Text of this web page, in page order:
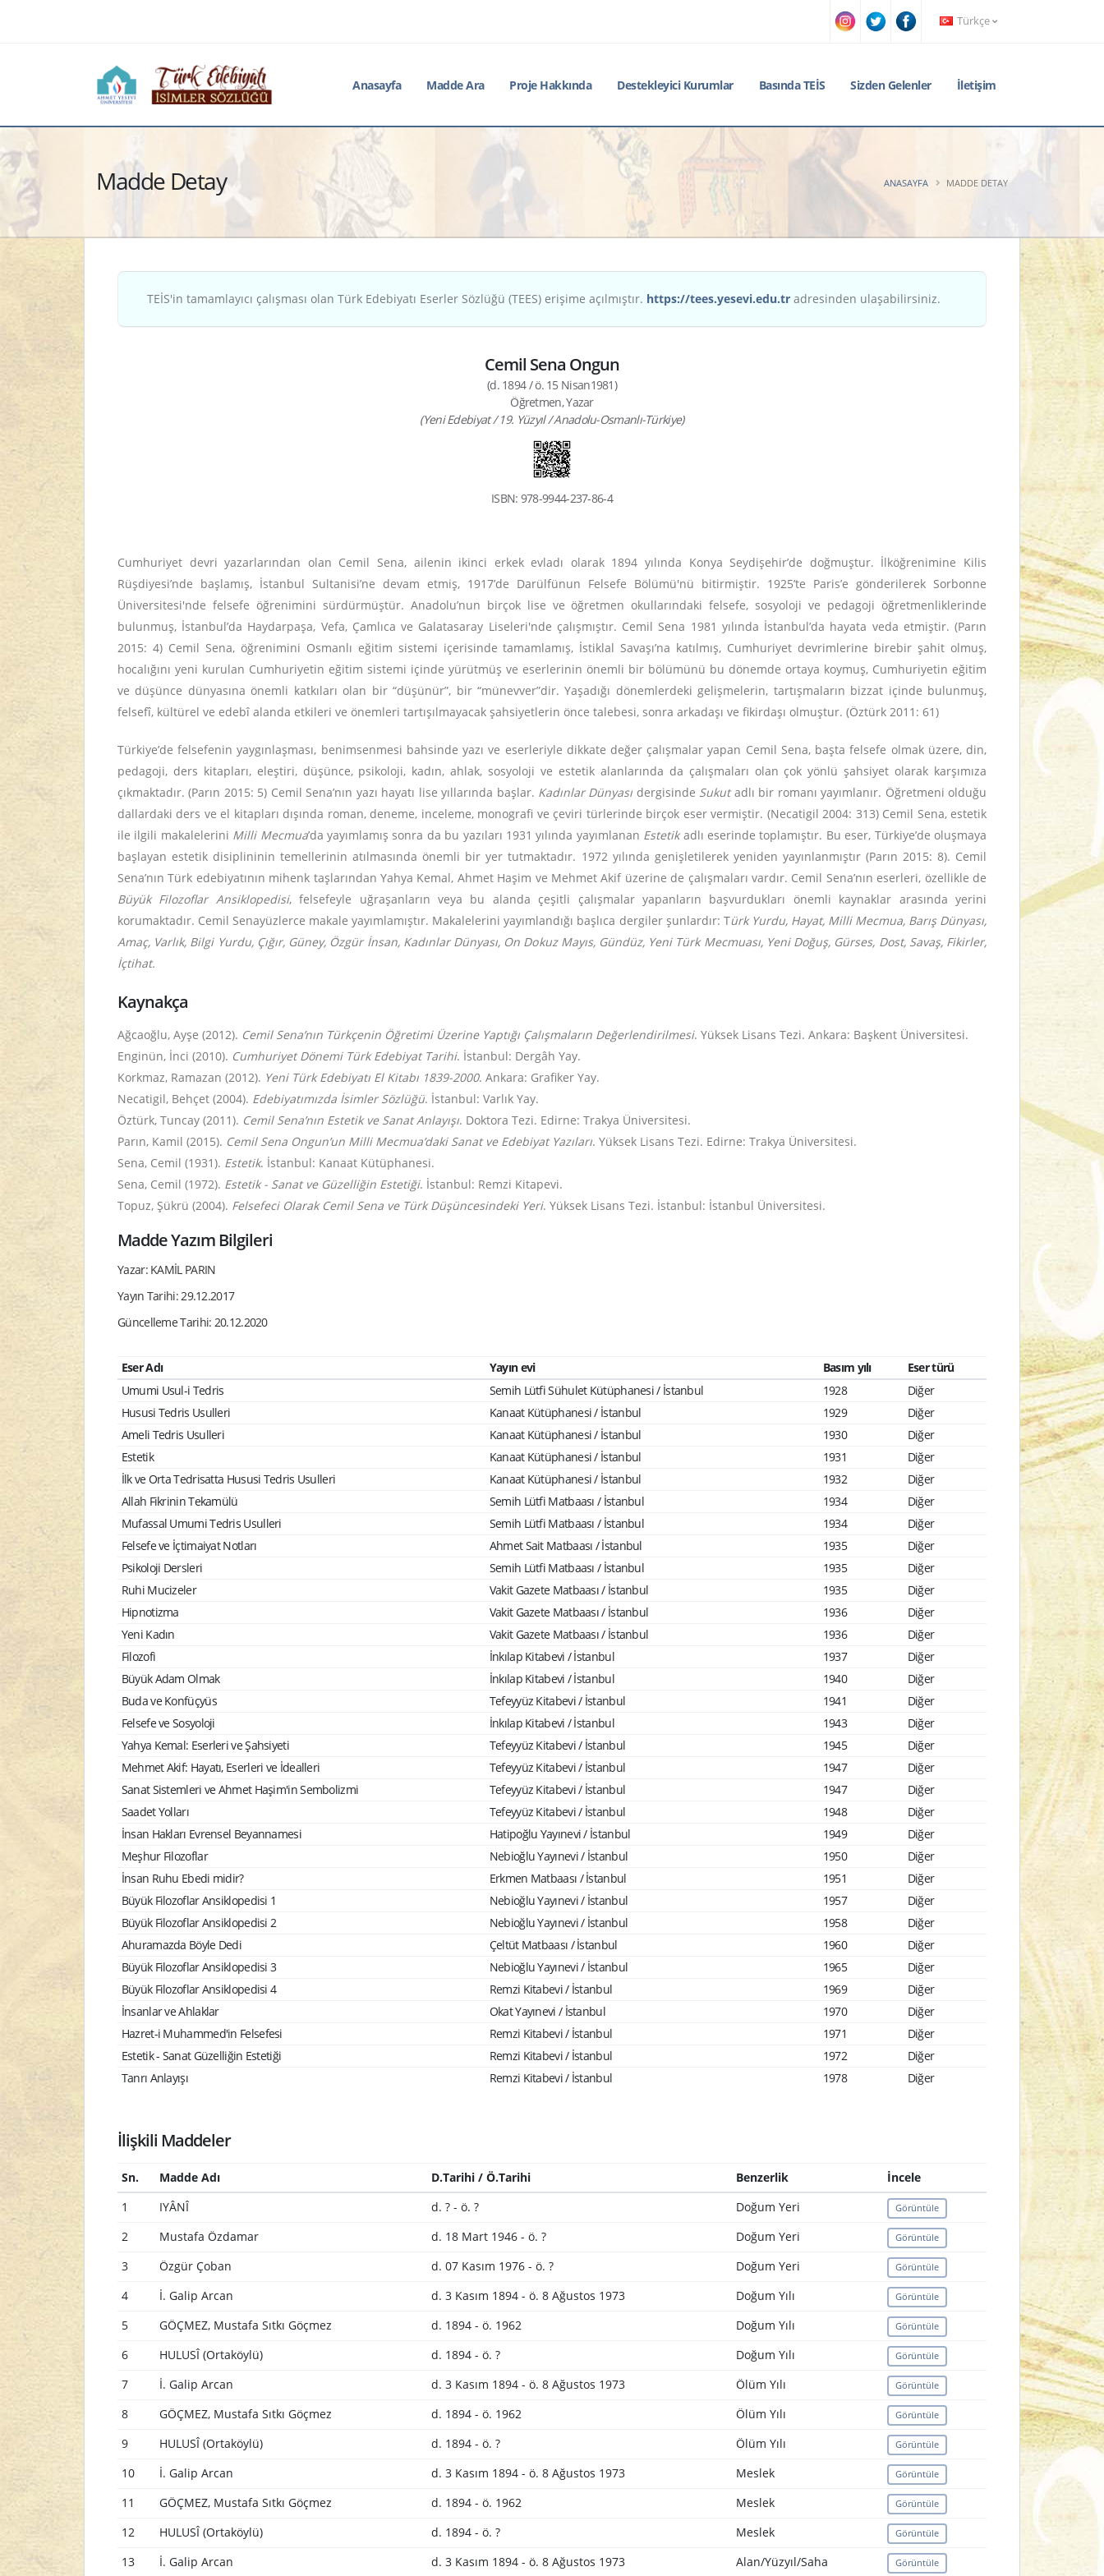
Türkçe
Anasayfa Madde Ara Proje Hakkında Destekleyici Kurumlar Basında TEİS Sizden Gelenler İletişim
Madde Detay ANASAYFA MADDE DETAY
TEİS'in tamamlayıcı çalışması olan Türk Edebiyatı Eserler Sözlüğü (TEES) erişime açılmıştır. https://tees.yesevi.edu.tr adresinden ulaşabilirsiniz.
Cemil Sena Ongun
(d. 1894 / ö. 15 Nisan1981)
Öğretmen, Yazar
(Yeni Edebiyat / 19. Yüzyıl / Anadolu-Osmanlı-Türkiye)
ISBN: 978-9944-237-86-4
Cumhuriyet devri yazarlarından olan Cemil Sena, ailenin ikinci erkek evladı olarak 1894 yılında Konya Seydişehir’de doğmuştur. İlköğrenimine Kilis
Rüşdiyesi’nde başlamış, İstanbul Sultanisi’ne devam etmiş, 1917’de Darülfünun Felsefe Bölümü'nü bitirmiştir. 1925’te Paris’e gönderilerek Sorbonne
Üniversitesi'nde felsefe öğrenimini sürdürmüştür. Anadolu’nun birçok lise ve öğretmen okullarındaki felsefe, sosyoloji ve pedagoji öğretmenliklerinde
bulunmuş, İstanbul’da Haydarpaşa, Vefa, Çamlıca ve Galatasaray Liseleri'nde çalışmıştır. Cemil Sena 1981 yılında İstanbul’da hayata veda etmiştir. (Parın
2015: 4) Cemil Sena, öğrenimini Osmanlı eğitim sistemi içerisinde tamamlamış, İstiklal Savaşı’na katılmış, Cumhuriyet devrimlerine birebir şahit olmuş,
hocalığını yeni kurulan Cumhuriyetin eğitim sistemi içinde yürütmüş ve eserlerinin önemli bir bölümünü bu dönemde ortaya koymuş, Cumhuriyetin eğitim
ve düşünce dünyasına önemli katkıları olan bir “düşünür”, bir “münevver”dir. Yaşadığı dönemlerdeki gelişmelerin, tartışmaların bizzat içinde bulunmuş,
felsefî, kültürel ve edebî alanda etkileri ve önemleri tartışılmayacak şahsiyetlerin önce talebesi, sonra arkadaşı ve fikirdaşı olmuştur. (Öztürk 2011: 61)
Türkiye’de felsefenin yaygınlaşması, benimsenmesi bahsinde yazı ve eserleriyle dikkate değer çalışmalar yapan Cemil Sena, başta felsefe olmak üzere, din,
pedagoji, ders kitapları, eleştiri, düşünce, psikoloji, kadın, ahlak, sosyoloji ve estetik alanlarında da çalışmaları olan çok yönlü şahsiyet olarak karşımıza
çıkmaktadır. (Parın 2015: 5) Cemil Sena’nın yazı hayatı lise yıllarında başlar. Kadınlar Dünyası dergisinde Sukutadlı bir romanı yayımlanır. Öğretmeni olduğu
dallardaki ders ve el kitapları dışında roman, deneme, inceleme, monografi ve çeviri türlerinde birçok eser vermiştir. (Necatigil 2004: 313) Cemil Sena, estetik
ile ilgili makalelerini Milli Mecmua’da yayımlamış sonra da bu yazıları 1931 yılında yayımlanan Estetikadlı eserinde toplamıştır. Bu eser, Türkiye’de oluşmaya
başlayan estetik disiplininin temellerinin atılmasında önemli bir yer tutmaktadır. 1972 yılında genişletilerek yeniden yayınlanmıştır (Parın 2015: 8). Cemil
Sena’nın Türk edebiyatının mihenk taşlarından Yahya Kemal, Ahmet Haşim ve Mehmet Akif üzerine de çalışmaları vardır. Cemil Sena’nın eserleri, özellikle de
Büyük Filozoflar Ansiklopedisi, felsefeyle uğraşanların veya bu alanda çeşitli çalışmalar yapanların başvurdukları önemli kaynaklar arasında yerini
korumaktadır. Cemil Senayüzlerce makale yayımlamıştır. Makalelerini yayımlandığı başlıca dergiler şunlardır: Türk Yurdu, Hayat, Milli Mecmua, Barış Dünyası,
Amaç, Varlık, Bilgi Yurdu, Çığır, Güney, Özgür İnsan, Kadınlar Dünyası, On Dokuz Mayıs, Gündüz, Yeni Türk Mecmuası, Yeni Doğuş, Gürses, Dost, Savaş, Fikirler,
İçtihat.
Kaynakça
Ağcaoğlu, Ayşe (2012). Cemil Sena’nın Türkçenin Öğretimi Üzerine Yaptığı Çalışmaların Değerlendirilmesi. Yüksek Lisans Tezi. Ankara: Başkent Üniversitesi.
Enginün, İnci (2010). Cumhuriyet Dönemi Türk Edebiyat Tarihi. İstanbul: Dergâh Yay.
Korkmaz, Ramazan (2012). Yeni Türk Edebiyatı El Kitabı 1839-2000. Ankara: Grafiker Yay.
Necatigil, Behçet (2004). Edebiyatımızda İsimler Sözlüğü. İstanbul: Varlık Yay.
Öztürk, Tuncay (2011). Cemil Sena’nın Estetik ve Sanat Anlayışı. Doktora Tezi. Edirne: Trakya Üniversitesi.
Parın, Kamil (2015). Cemil Sena Ongun’un Milli Mecmua’daki Sanat ve Edebiyat Yazıları. Yüksek Lisans Tezi. Edirne: Trakya Üniversitesi.
Sena, Cemil (1931). Estetik. İstanbul: Kanaat Kütüphanesi.
Sena, Cemil (1972). Estetik - Sanat ve Güzelliğin Estetiği. İstanbul: Remzi Kitapevi.
Topuz, Şükrü (2004). Felsefeci Olarak Cemil Sena ve Türk Düşüncesindeki Yeri. Yüksek Lisans Tezi. İstanbul: İstanbul Üniversitesi.
Madde Yazım Bilgileri
Yazar: KAMİL PARIN
Yayın Tarihi: 29.12.2017
Güncelleme Tarihi: 20.12.2020
Eser Adı Yayın evi Basım yılı
Eser türü
Umumi Usul-i Tedris
Semih Lütfi Sühulet Kütüphanesi / İstanbul 1928
Diğer
Hususi Tedris Usulleri
Kanaat Kütüphanesi / İstanbul 1929
Diğer
Ameli Tedris Usulleri
Kanaat Kütüphanesi / İstanbul 1930
Diğer
Estetik
Kanaat Kütüphanesi / İstanbul 1931
Diğer
İlk ve Orta Tedrisatta Hususi Tedris Usulleri
Kanaat Kütüphanesi / İstanbul 1932
Diğer
Allah Fikrinin Tekamülü
Semih Lütfi Matbaası / İstanbul 1934
Diğer
Mufassal Umumi Tedris Usulleri
Semih Lütfi Matbaası / İstanbul 1934
Diğer
Felsefe ve İçtimaiyat Notları
Ahmet Sait Matbaası / İstanbul 1935
Diğer
Psikoloji Dersleri
Semih Lütfi Matbaası / İstanbul 1935
Diğer
Ruhi Mucizeler
Vakit Gazete Matbaası / İstanbul 1935
Diğer
Hipnotizma
Vakit Gazete Matbaası / İstanbul 1936
Diğer
Yeni Kadın
Vakit Gazete Matbaası / İstanbul 1936
Diğer
Filozofi
İnkılap Kitabevi / İstanbul 1937
Diğer
Büyük Adam Olmak
İnkılap Kitabevi / İstanbul 1940
Diğer
Buda ve Konfüçyüs
Tefeyyüz Kitabevi / İstanbul 1941
Diğer
Felsefe ve Sosyoloji
İnkılap Kitabevi / İstanbul 1943
Diğer
Yahya Kemal: Eserleri ve Şahsiyeti
Tefeyyüz Kitabevi / İstanbul 1945
Diğer
Mehmet Akif: Hayatı, Eserleri ve İdealleri
Tefeyyüz Kitabevi / İstanbul 1947
Diğer
Sanat Sistemleri ve Ahmet Haşim'in Sembolizmi
Tefeyyüz Kitabevi / İstanbul 1947
Diğer
Saadet Yolları
Tefeyyüz Kitabevi / İstanbul 1948
Diğer
İnsan Hakları Evrensel Beyannamesi
Hatipoğlu Yayınevi / İstanbul 1949
Diğer
Meşhur Filozoflar
Nebioğlu Yayınevi / İstanbul 1950
Diğer
İnsan Ruhu Ebedi midir?
Erkmen Matbaası / İstanbul 1951
Diğer
Büyük Filozoflar Ansiklopedisi 1
Nebioğlu Yayınevi / İstanbul 1957
Diğer
Büyük Filozoflar Ansiklopedisi 2
Nebioğlu Yayınevi / İstanbul 1958
Diğer
Ahuramazda Böyle Dedi
Çeltüt Matbaası / İstanbul 1960
Diğer
Büyük Filozoflar Ansiklopedisi 3
Nebioğlu Yayınevi / İstanbul 1965
Diğer
Büyük Filozoflar Ansiklopedisi 4
Remzi Kitabevi / İstanbul 1969
Diğer
İnsanlar ve Ahlaklar
Okat Yayınevi / İstanbul 1970
Diğer
Hazret-i Muhammed'in Felsefesi
Remzi Kitabevi / İstanbul 1971
Diğer
Estetik - Sanat Güzelliğin Estetiği
Remzi Kitabevi / İstanbul 1972
Diğer
Tanrı Anlayışı
Remzi Kitabevi / İstanbul 1978 Diğer
İlişkili Maddeler
Sn. Madde Adı D.Tarihi / Ö.Tarihi Benzerlik
İncele
1
IYÂNÎ d. ? - ö. ? Doğum Yeri Görüntüle
2 Mustafa Özdamar d. 18 Mart 1946 - ö. ? Doğum Yeri Görüntüle
3 Özgür Çoban d. 07 Kasım 1976 - ö. ? Doğum Yeri Görüntüle
4 İ. Galip Arcan d. 3 Kasım 1894 - ö. 8 Ağustos 1973 Doğum Yılı Görüntüle
5 GÖÇMEZ, Mustafa Sıtkı Göçmez d. 1894 - ö. 1962 Doğum Yılı Görüntüle
6 HULUSÎ (Ortaköylü) d. 1894 - ö. ? Doğum Yılı Görüntüle
7 İ. Galip Arcan d. 3 Kasım 1894 - ö. 8 Ağustos 1973 Ölüm Yılı Görüntüle
8 GÖÇMEZ, Mustafa Sıtkı Göçmez d. 1894 - ö. 1962 Ölüm Yılı Görüntüle
9 HULUSÎ (Ortaköylü) d. 1894 - ö. ? Ölüm Yılı Görüntüle
10 İ. Galip Arcan d. 3 Kasım 1894 - ö. 8 Ağustos 1973 Meslek Görüntüle
11 GÖÇMEZ, Mustafa Sıtkı Göçmez d. 1894 - ö. 1962 Meslek Görüntüle
12 HULUSÎ (Ortaköylü) d. 1894 - ö. ? Meslek Görüntüle
13 İ. Galip Arcan d. 3 Kasım 1894 - ö. 8 Ağustos 1973 Alan/Yüzyıl/Saha Görüntüle